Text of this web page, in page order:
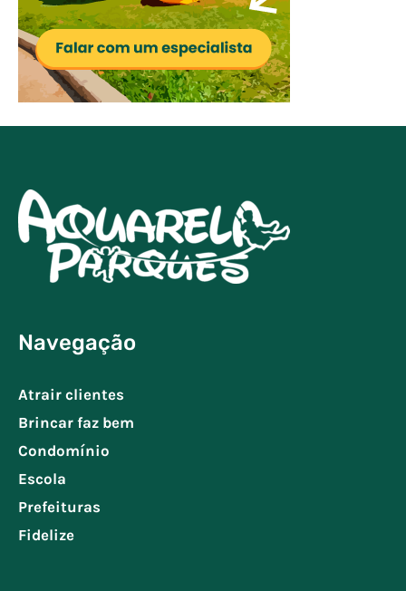
Navegação
Atrair clientes
Brincar faz bem
Condomínio
Escola
Prefeituras
Fidelize